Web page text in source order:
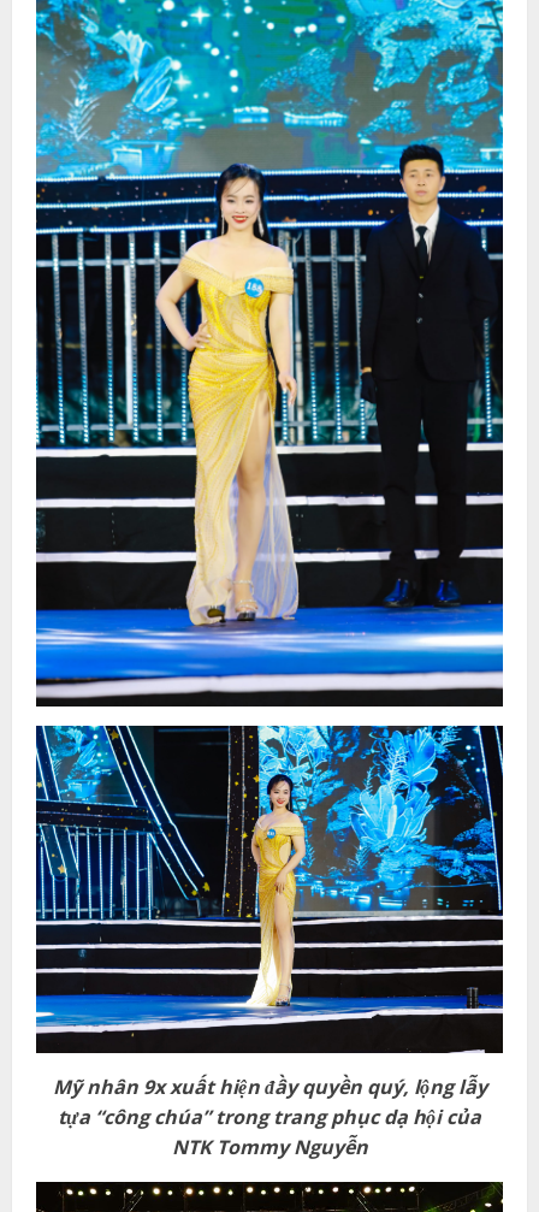
Mỹ nhân 9xxuất hiện đầyquyền quý, lộng lẫy
tựa “công chúa”trong trang phục dạ hội của
NTK Tommy Nguyễn